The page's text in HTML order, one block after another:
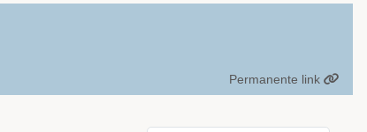
Permanente link